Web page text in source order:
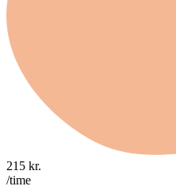
215 kr.
/time